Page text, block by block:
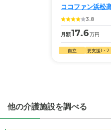
ことができます。
・こだわりの条件や医療
たとえば「カラオケ」
「夫婦入居可」の施設、
受付時間：10：00～19
・全国10000件の介護施
幅広い選択肢の中から
ことができます。
医療・看護体制から施設
ココファン浜松
3.8
月額17.6万円
自立 要支援1・2
他の介護施設を調べる